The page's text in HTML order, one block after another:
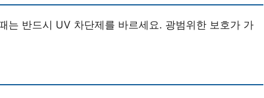
는 반드시 UV 차단제를 바르세요. 광범위한 보호가 가